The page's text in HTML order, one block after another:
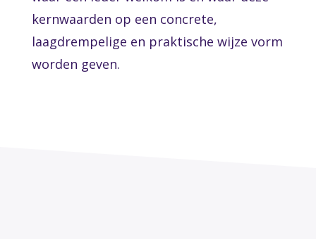
kernwaarden op een concrete,
laagdrempelige en praktische wijze vorm
worden geven.